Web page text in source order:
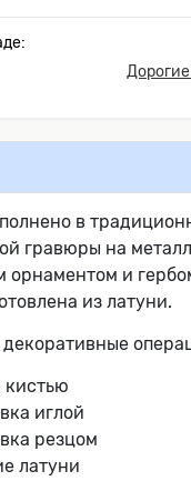
в
гравюры на
орнаментом и
из латуни.
кистью
иглой
резцом
латуни